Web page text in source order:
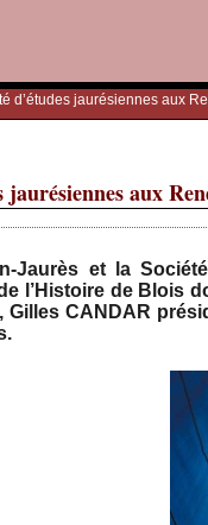
d’études jaurésiennes aux
jaurésiennes aux
Jaurès et la
l’Histoire de Blois
Gilles CANDAR